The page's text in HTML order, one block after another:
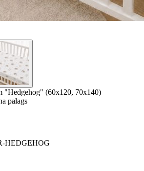
"Hedgehog" (60x120, 70x140)
palags
HEDGEHOG